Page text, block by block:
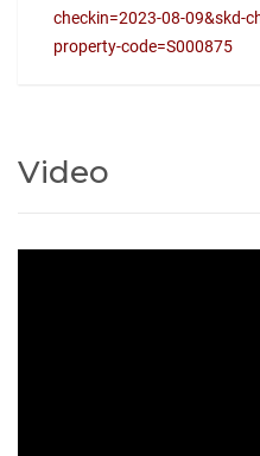
checkin=2023-08-09&skd-
property-code=S000875
Video